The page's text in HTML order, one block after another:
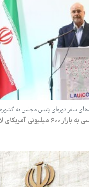
سفر دوره‌ای رئیس مجلس به
آمریکای لاتین